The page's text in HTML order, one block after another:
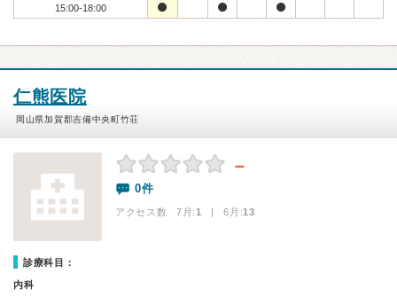
15:00-18:00
仁熊医院
岡山県加賀郡吉備中央町竹荘
－
0件
アクセス数 7月:1 | 6月:13
診療科目：
内科